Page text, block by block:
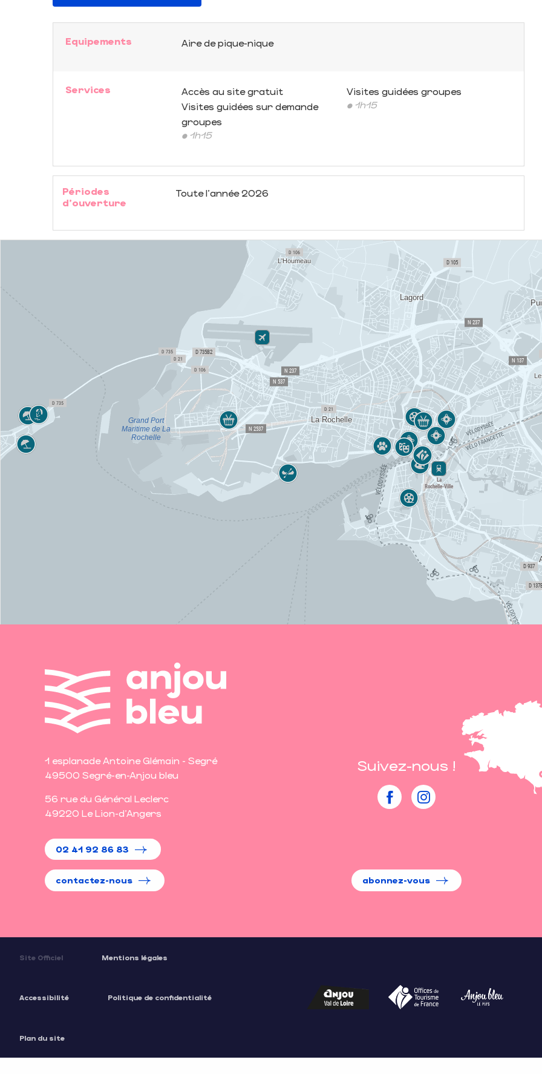
Equipements Aire de pique-nique
Services
Accès au site gratuit
Visites guidées sur demande
groupes
• 1h15
Visites guidées groupes
• 1h15
Périodes
d'ouverture
Toute l'année 2026
1 esplanade Antoine Glémain - Segré
49500 Segré-en-Anjou bleu
56 rue du Général Leclerc
49220 Le Lion-d'Angers
02 41 92 86 83
contactez-nous
Suivez-nous !
abonnez-vous
Site Officiel Mentions légales
Accessibilité Politique de confidentialité
Plan du site